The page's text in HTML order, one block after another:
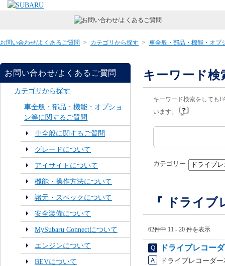
お問い合わせ/よくあるご質問 > カテゴリから探す > 車全般・部品・機能・オプ
お問い合わせ/よくあるご質問
カテゴリから探す
車全般・部品・機能・オプショ
ン等に関するご質問
車全般に関するご質問
グレードについて
アイサイトについて
機能・操作方法について
諸元・スペックについて
安全装備について
MySubaru Connectについて
エンジンについて
BEVについて
キーワード検
キーワード検索をしても
います。
カテゴリー
『 ドライ
62件中 11 - 20 件を表示
ドライブレコー
ドライブレコーダ